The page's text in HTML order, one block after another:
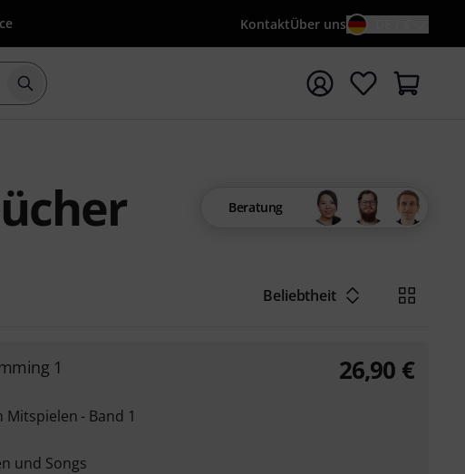
KontaktÜber uns
Suche mit Suchwort {searchTerm} starten
Beratung
Beliebtheit
1
Mitspielen - Band 1
und Songs
26,90 €